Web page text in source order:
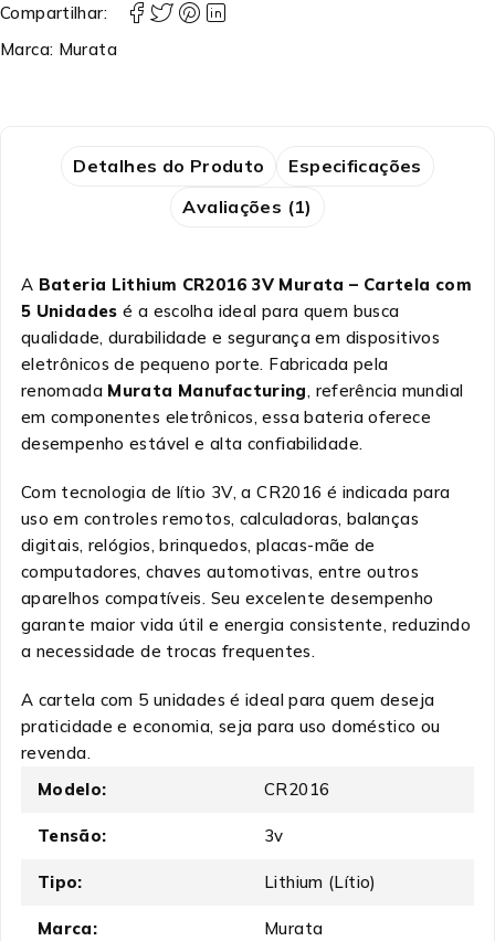
Compartilhar:
Marca: Murata
Detalhes do Produto
Especificações
Avaliações (1)
A Bateria Lithium CR2016 3V Murata – Cartela com
5 Unidades é a escolha ideal para quem busca
qualidade, durabilidade e segurança em dispositivos
eletrônicos de pequeno porte. Fabricada pela
renomada Murata Manufacturing, referência mundial
em componentes eletrônicos, essa bateria oferece
desempenho estável e alta confiabilidade.
Com tecnologia de lítio 3V, a CR2016 é indicada para
uso em controles remotos, calculadoras, balanças
digitais, relógios, brinquedos, placas-mãe de
computadores, chaves automotivas, entre outros
aparelhos compatíveis. Seu excelente desempenho
garante maior vida útil e energia consistente, reduzindo
a necessidade de trocas frequentes.
A cartela com 5 unidades é ideal para quem deseja
praticidade e economia, seja para uso doméstico ou
revenda.
Modelo:
CR2016
Tensão: 3v
Tipo: Lithium (Lítio)
Marca: Murata